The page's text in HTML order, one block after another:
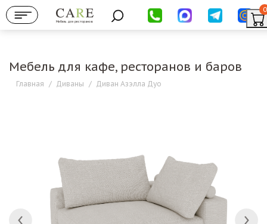
Мебель для ресторанов
0
Мебель для кафе, ресторанов и баров
Главная / Диваны / Диван Азэлла Дуо